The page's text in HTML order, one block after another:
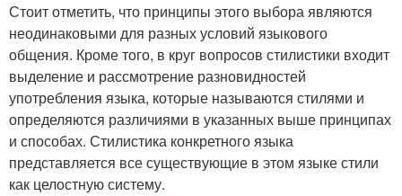
Стоит отметить, что принципы этого выбора являются
неодинаковыми для разных условий языкового
общения. Кроме того, в круг вопросов стилистики входит
выделение и рассмотрение разновидностей
употребления языка, которые называются стилями и
определяются различиями в указанных выше принципах
и способах. Стилистика конкретного языка
представляется все существующие в этом языке стили
как целостную систему.